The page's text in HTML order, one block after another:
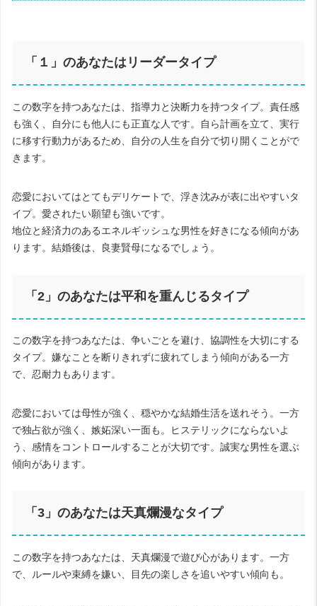
「１」のあなたはリーダータイプ
この数字を持つあなたは、指導力と決断力を持つタイプ。責任感
も強く、自分にも他人にも正直な人です。自ら計画を立て、実行
に移す行動力があるため、自分の人生を自分で切り開くことがで
きます。
恋愛においてはとてもデリケートで、浮き沈みが表に出やすいタ
イプ。愛されたい願望も強いです。
地位と経済力のあるエネルギッシュな男性を好きになる傾向があ
ります。結婚後は、良妻賢母になるでしょう。
「 2」のあなたは平和を重んじるタイプ
この数字を持つあなたは、争いごとを避け、協調性を大切にする
タイプ。嫌なことを断りきれずに疲れてしまう傾向がある一方
で、忍耐力もあります。
恋愛においては母性が強く、穏やかな結婚生活を送れそう。一方
で独占欲が強く、嫉妬深い一面も。ヒステリックにならないよ
う、感情をコントロールすることが大切です。誠実な男性を選ぶ
傾向があります。
「 3」のあなたは天真爛漫なタイプ
この数字を持つあなたは、天真爛漫で遊び心があります。一方
で、ルールや束縛を嫌い、目先の楽しさを追いやすい傾向も。